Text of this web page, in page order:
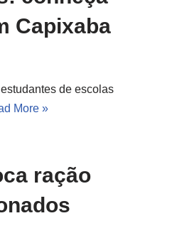
Capixaba
de escolas
More »
ração